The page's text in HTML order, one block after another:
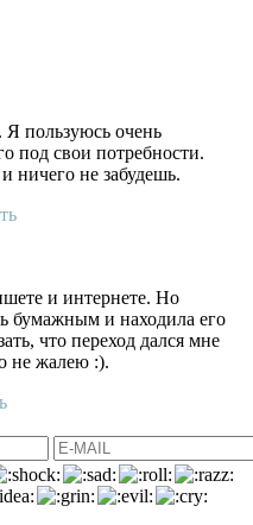
пользуюсь очень
под свои потребности.
ничего не забудешь.
и интернете. Но
бумажным и находила его
что переход дался мне
не жалею :).